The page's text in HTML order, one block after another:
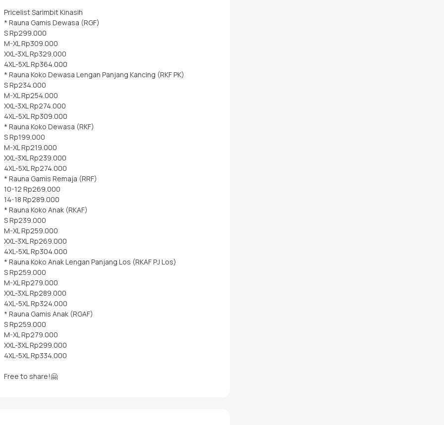
Pricelist Sarimbit Kinasih
* Rauna Gamis Dewasa (RGF)
S Rp299.000
M-XL Rp309.000
XXL-3XL Rp329.000
4XL-5XL Rp364.000
* Rauna Koko Dewasa Lengan Panjang Kancing (RKF PK)
S Rp234.000
M-XL Rp254.000
XXL-3XL Rp274.000
4XL-5XL Rp309.000
* Rauna Koko Dewasa (RKF)
S Rp199.000
M-XL Rp219.000
XXL-3XL Rp239.000
4XL-5XL Rp274.000
* Rauna Gamis Remaja (RRF)
10-12 Rp269.000
14-18 Rp289.000
* Rauna Koko Anak (RKAF)
S Rp239.000
M-XL Rp259.000
XXL-3XL Rp269.000
4XL-5XL Rp304.000
* Rauna Koko Anak Lengan Panjang Los (RKAF PJ Los)
S Rp259.000
M-XL Rp279.000
XXL-3XL Rp289.000
4XL-5XL Rp324.000
* Rauna Gamis Anak (RGAF)
S Rp259.000
M-XL Rp279.000
XXL-3XL Rp299.000
4XL-5XL Rp334.000
Free to share!🤗